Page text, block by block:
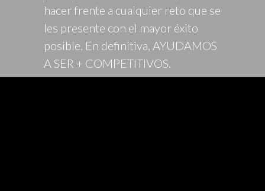
hacer frente a cualquier reto que se
les presente con el mayor éxito
posible. En definitiva, AYUDAMOS
A SER + COMPETITIVOS.